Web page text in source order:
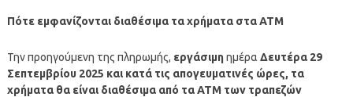
Πότε εμφανίζονται διαθέσιμα τα χρήματα στα ΑΤΜ
Την προηγούμενη της πληρωμής, εργάσιμηημέρα Δευτέρα 29
Σεπτεμβρίου 2025 και κατά τις απογευματινές ώρες, τα
χρήματα θα είναι διαθέσιμα από τα ΑΤΜ των τραπεζών